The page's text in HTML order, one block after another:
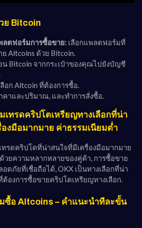
ย Bitcoin
ตฟอร์มการซื้อขาย: เลือกแพลตฟอร์มที่
Altcoins ด้วย Bitcoin.
น Bitcoin จากกระเป๋าของคุณไปยังบัญชี
ลือก Altcoin ที่ต้องการซื้อ.
คาและปริมาณ, และทำการสั่งซื้อ.
เทรดคริปโตเหรียญทางเลือกที่น่า
งมือมากมาย ค่าธรรมเนียมต่ำ
รดคริปโตที่น่าสนใจที่มีเครื่องมือมากมาย
วยความหลากหลายของคู่ค้า, การซื้อขาย
ดภัยที่เชื่อถือได้, OKX เป็นทางเลือกที่น่า
องการซื้อขายคริปโตเหรียญทางเลือก.
ซื้อ Altcoins – คำแนะนำทีละขั้น